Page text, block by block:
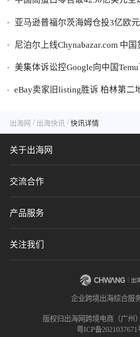
亚马逊普福尔茨海姆仓投3亿欧
尼泊尔上线Chynabazar.com 中
美集体诉讼控Google向中国
eBay卖家旧listing胜诉 柏林第二
出海网 / 出海快讯 / 快讯详情
关于出海网
关于我们
加入我们
隐私协议
交流合作
联系我们
意见反馈
产品服务
CHWE全球跨境电商展
关注我们
企业跨境出海综合服
版权归出海网跨境电商（广州
粤ICP备2021037671